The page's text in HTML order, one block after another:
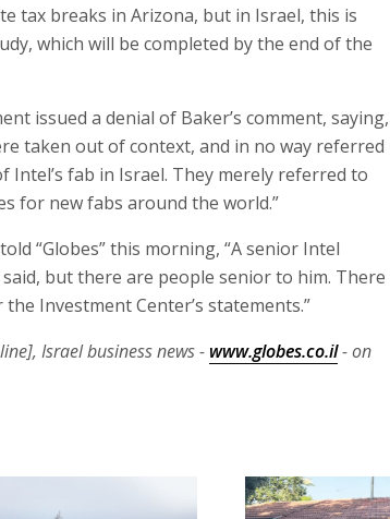
tax breaks in Arizona, but in Israel, this is
which will be completed by the end of the
issued a denial of Baker’s comment, saying,
taken out of context, and in no way referred
Intel’s fab in Israel. They merely referred to
for new fabs around the world.”
“Globes” this morning, “A senior Intel
but there are people senior to him. There
Investment Center’s statements.”
Israel business news - www.globes.co.il- on